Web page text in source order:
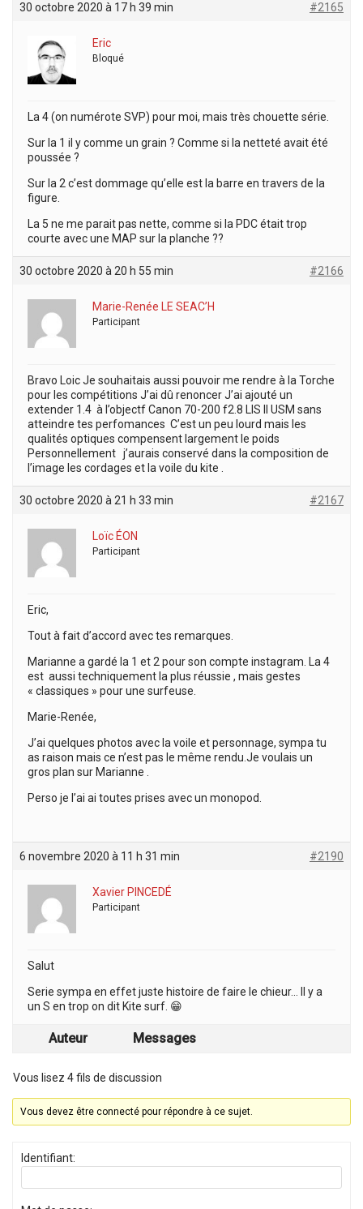
30 octobre 2020 à 17 h 39 min #2165
Eric
Bloqué
La 4 (on numérote SVP) pour moi, mais très chouette série.
Sur la 1 il y comme un grain ? Comme si la netteté avait été
poussée ?
Sur la 2 c’est dommage qu’elle est la barre en travers de la
figure.
La 5 ne me parait pas nette, comme si la PDC était trop
courte avec une MAP sur la planche ??
30 octobre 2020 à 20 h 55 min #2166
Marie-Renée LE SEAC’H
Participant
Bravo Loic Je souhaitais aussi pouvoir me rendre à la Torche
pour les compétitions J’ai dû renoncer J’ai ajouté un
extender 1.4 à l’objectf Canon 70-200 f2.8 LIS II USM sans
atteindre tes perfomances C’est un peu lourd mais les
qualités optiques compensent largement le poids
Personnellement j’aurais conservé dans la composition de
l’image les cordages et la voile du kite .
30 octobre 2020 à 21 h 33 min #2167
Loïc ÉON
Participant
Eric,
Tout à fait d’accord avec tes remarques.
Marianne a gardé la 1 et 2 pour son compte instagram. La 4
est aussi techniquement la plus réussie , mais gestes
« classiques » pour une surfeuse.
Marie-Renée,
J’ai quelques photos avec la voile et personnage, sympa tu
as raison mais ce n’est pas le même rendu.Je voulais un
gros plan sur Marianne .
Perso je l’ai ai toutes prises avec un monopod.
6 novembre 2020 à 11 h 31 min #2190
Xavier PINCEDÉ
Participant
Salut
Serie sympa en effet juste histoire de faire le chieur… Il y a
un S en trop on dit Kite surf. 😁
Auteur Messages
Vous lisez 4 fils de discussion
Vous devez être connecté pour répondre à ce sujet.
Identifiant: